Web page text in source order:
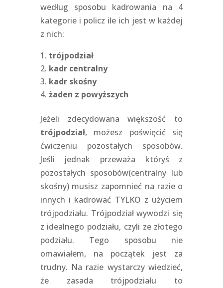
według sposobu kadrowania na 4
kategorie i policz ile ich jest w każdej
z nich:
trójpodział
kadr centralny
kadr skośny
żaden z powyższych
Jeżeli zdecydowana większość to
trójpodział, możesz poświęcić się
ćwiczeniu pozostałych sposobów.
Jeśli jednak przeważa któryś z
pozostałych sposobów(centralny lub
skośny) musisz zapomnieć na razie o
innych i kadrować TYLKO z użyciem
trójpodziału. Trójpodział wywodzi się
z idealnego podziału, czyli ze złotego
podziału. Tego sposobu nie
omawiałem, na początek jest za
trudny. Na razie wystarczy wiedzieć,
że zasada trójpodziału to